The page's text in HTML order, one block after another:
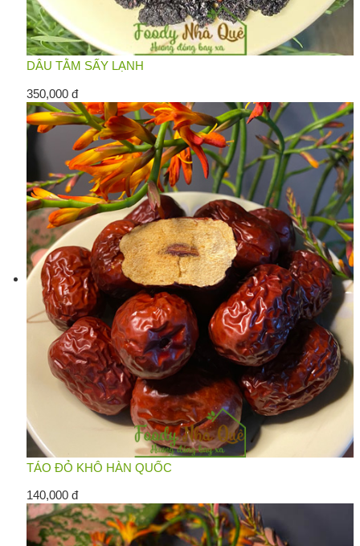
DÂU TẰM SẤY LẠNH
350,000 đ
TÁO ĐỎ KHÔ HÀN QUỐC
140,000 đ